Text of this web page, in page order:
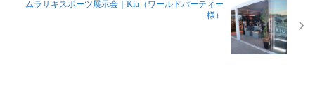
ムラサキスポーツ展示会｜Kiu（ワールドパーティー
様）